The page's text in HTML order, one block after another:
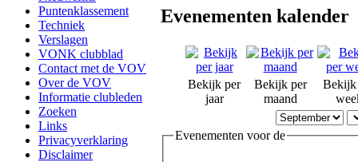
Puntenklassement
Techniek
Verslagen
VONK clubblad
Contact met de VOV
Over de VOV
Informatie clubleden
Zoeken
Links
Privacyverklaring
Disclaimer
Evenementen kalender
Bekijk per
jaar
Bekijk per
maand
Bekijk
Evenementen voor de